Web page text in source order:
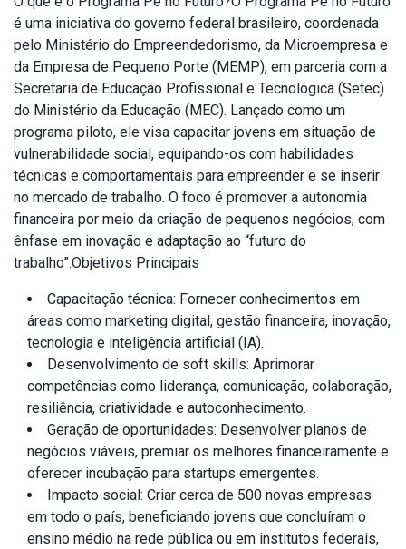
é uma iniciativa do governo federal brasileiro, coordenada
pelo Ministério do Empreendedorismo, da Microempresa e
da Empresa de Pequeno Porte (MEMP), em parceria com a
Secretaria de Educação Profissional e Tecnológica (Setec)
do Ministério da Educação (MEC). Lançado como um
programa piloto, ele visa capacitar jovens em situação de
vulnerabilidade social, equipando-os com habilidades
técnicas e comportamentais para empreender e se inserir
no mercado de trabalho. O foco é promover a autonomia
financeira por meio da criação de pequenos negócios, com
ênfase em inovação e adaptação ao “futuro do
trabalho”.Objetivos Principais
Capacitação técnica: Fornecer conhecimentos em
áreas como marketing digital, gestão financeira, inovação,
tecnologia e inteligência artificial (IA).
Desenvolvimento de soft skills: Aprimorar
competências como liderança, comunicação, colaboração,
resiliência, criatividade e autoconhecimento.
Geração de oportunidades: Desenvolver planos de
negócios viáveis, premiar os melhores financeiramente e
oferecer incubação para startups emergentes.
Impacto social : Criar cerca de 500 novas empresas
em todo o país, beneficiando jovens que concluíram o
ensino médio na rede pública ou em institutos federais,